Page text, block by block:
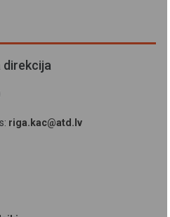
riga.kac@atd.lv